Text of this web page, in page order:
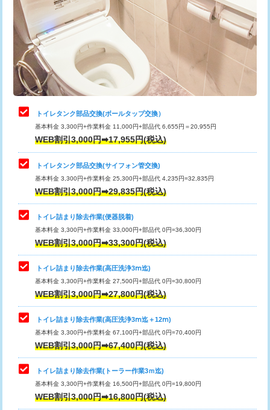
トイレタンク部品交換(ボールタップ交換）
基本料金 3,300円+作業料金 11,000円+部品代 6,655円＝20,955円
WEB割引3,000円➡17,955円(税込)
トイレタンク部品交換(サイフォン管交換)
基本料金 3,300円+作業料金 25,300円+部品代 4,235円=32,835円
WEB割引3,000円➡29,835円(税込)
トイレ詰まり除去作業(便器脱着)
基本料金 3,300円+作業料金 33,000円+部品代 0円=36,300円
WEB割引3,000円➡33,300円(税込)
トイレ詰まり除去作業(高圧洗浄3ⅿ迄)
基本料金 3,300円+作業料金 27,500円+部品代 0円=30,800円
WEB割引3,000円➡27,800円(税込)
トイレ詰まり除去作業(高圧洗浄3ⅿ迄＋12ⅿ)
基本料金 3,300円+作業料金 67,100円+部品代 0円=70,400円
WEB割引3,000円➡67,400円(税込)
トイレ詰まり除去作業(トーラー作業3ｍ迄)
基本料金 3,300円+作業料金 16,500円+部品代 0円=19,800円
WEB割引3,000円➡16,800円(税込)